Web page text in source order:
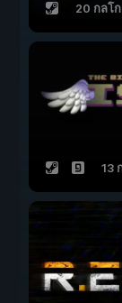
20 กลโก
13